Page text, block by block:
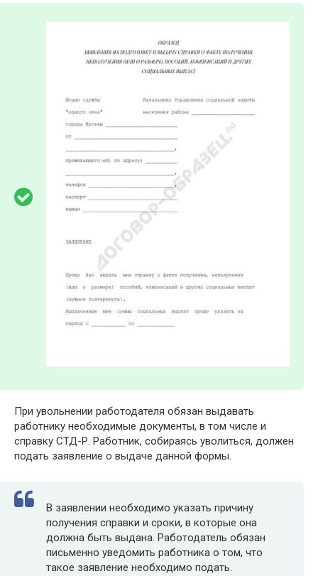
При увольнении работодателя обязан выдавать
работнику необходимые документы, в том числе и
справку СТД-Р. Работник, собираясь уволиться, должен
подать заявление о выдаче данной формы.
В заявлении необходимо указать причину
получения справки и сроки, в которые она
должна быть выдана. Работодатель обязан
письменно уведомить работника о том, что
такое заявление необходимо подать.